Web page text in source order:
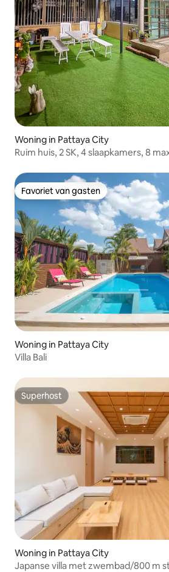
Woning in Pattaya City
Ruim huis, 2 SK, 4 slaapkamers, 8
Favoriet van gasten
Favoriet van gasten
Woning in Pattaya City
Villa Bali
Superhost
Superhost
Woning in Pattaya City
Japanse villa met zwembad/800 m